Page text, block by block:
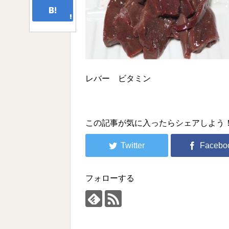
レバー ビタミン
この記事が気に入ったらシェアしよう
フォローする